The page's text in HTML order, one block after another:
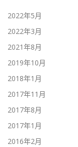
2022年5月
2022年3月
2021年8月
2019年10月
2018年1月
2017年11月
2017年8月
2017年1月
2016年2月